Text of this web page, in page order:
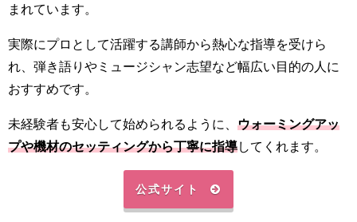
まれています。
実際にプロとして活躍する講師から熱心な指導を受けら
れ、弾き語りやミュージシャン志望など幅広い目的の人に
おすすめです。
未経験者も安心して始められるように、 ウォーミングアッ
プや機材のセッティングから丁寧に指導してくれます。
公式サイト